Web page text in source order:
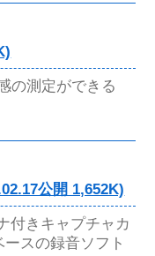
の測定ができる
公開 1,652K)
付きキャプチャカ
スの録音ソフト